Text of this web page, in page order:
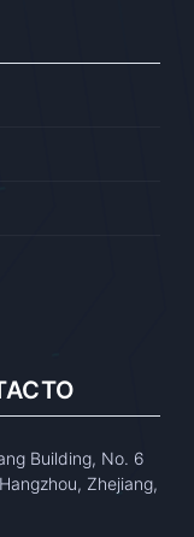
Building, No. 6
Zhejiang,